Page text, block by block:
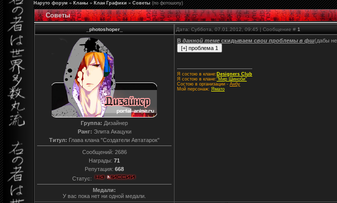
Наруто форум » Кланы » Клан Графики » Советы (по фотошопу)
Советы
_photoshoper_ Дата: Суббота, 07.01.2012, 09:45 | Сообщение # 1
Группа: Дизайнер
Ранг: Элита Акацуки
Титул: Глава клана "Создатели Автатарок"
Сообщений: 2686
Награды: 71
Репутация: 668
Статус:
Медали:
У вас пока нет ни одной медали.
В данной теме скидываем свои проблемы в фш(дабы
Я состою в клане: Designers Club
Я состою в клане:"Мир Шиноби"
Состою в организации - Анбу
Мой персонаж: Ямато